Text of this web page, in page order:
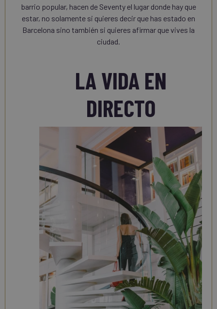
barrio popular, hacen de Seventy el lugar donde hay que
estar, no solamente si quieres decir que has estado en
Barcelona sino también si quieres afirmar que vives la
ciudad.
LA VIDA EN
DIRECTO